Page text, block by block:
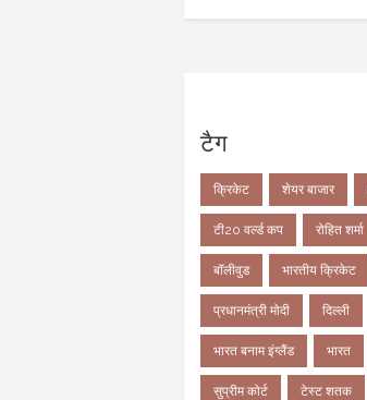
टैग
क्रिकेट शेयर बाजार
टी20 वर्ल्ड कप रोहित शर्मा
बॉलीवुड भारतीय क्रिकेट
प्रधानमंत्री मोदी दिल्ली
भारत बनाम इंग्लैंड भारत
सुप्रीम कोर्ट टेस्ट शतक